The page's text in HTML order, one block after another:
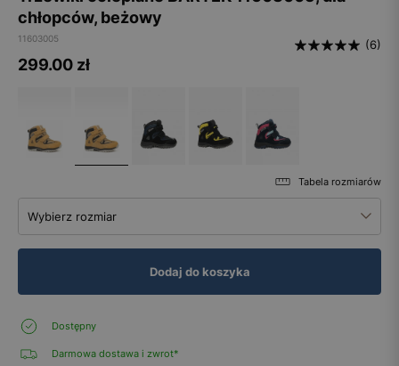
chłopców, beżowy
11603005 (6)
299.00 zł
Tabela rozmiarów
Wybierz rozmiar
Dodaj do koszyka
Dostępny
Darmowa dostawa i zwrot*